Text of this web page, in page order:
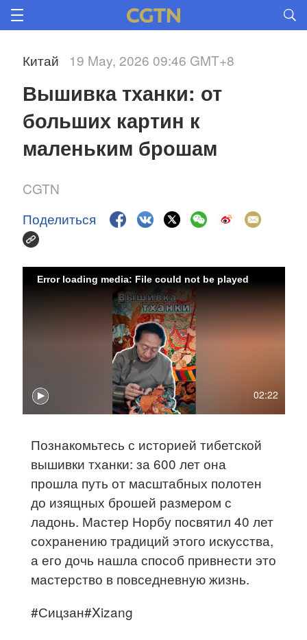
Китай 19 May, 2026 09:46 GMT+8
Вышивка тханки: от
больших картин к
маленьким брошам
CGTN
Поделиться
02:22
Error loading media: File could not be played
Познакомьтесь с историей тибетской
вышивки тханки: за 600 лет она
прошла путь от масштабных полотен
до изящных брошей размером с
ладонь. Мастер Норбу посвятил 40 лет
сохранению традиций этого искусства,
а его дочь нашла способ привнести это
мастерство в повседневную жизнь.
#Сицзан#Xizang